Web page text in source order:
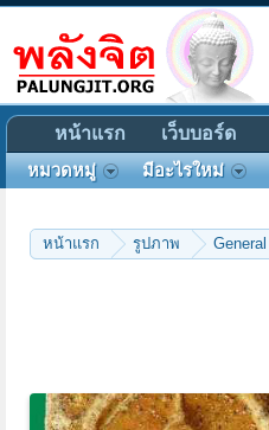
หน้าแรก รูปภาพ General
หน้าแรก เว็บบอร์ด
หมวดหมู่ มีอะไรใหม่